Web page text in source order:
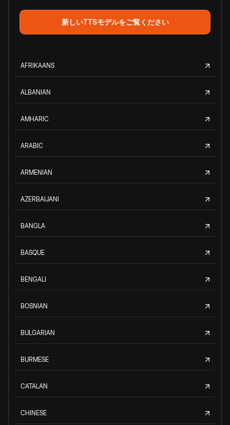
新しいTTSモデルをご覧ください
AFRIKAANS
ALBANIAN
AMHARIC
ARABIC
ARMENIAN
AZERBAIJANI
BANGLA
BASQUE
BENGALI
BOSNIAN
BULGARIAN
BURMESE
CATALAN
CHINESE